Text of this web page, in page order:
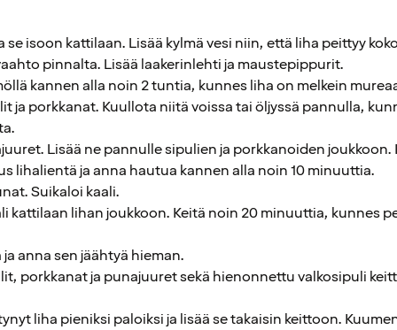
se isoon kattilaan. Lisää kylmä vesi niin, että liha peittyy
pinnalta. Lisää laakerinlehti ja maustepippurit.
kannen alla noin 2 tuntia, kunnes liha on melkein
ja porkkanat. Kuullota niitä voissa tai öljyssä pannulla,
Lisää ne pannulle sipulien ja porkkanoiden
lihalientä ja anna hautua kannen alla noin 10 minuuttia.
Suikaloi kaali.
kattilaan lihan joukkoon. Keitä noin 20 minuuttia, kunnes
anna sen jäähtyä hieman.
porkkanat ja punajuuret sekä hienonnettu valkosipuli
liha pieniksi paloiksi ja lisää se takaisin keittoon.